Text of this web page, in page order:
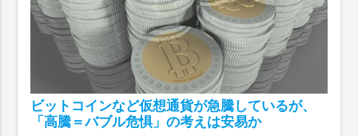
ビットコインなど仮想通貨が急騰しているが、
「高騰＝バブル危惧」の考えは安易か